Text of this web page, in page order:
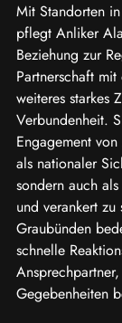
Mit Standorten
pflegt Anliker
Beziehung zur
Partnerschaft mit
weiteres starkes
Verbundenheit.
Engagement
als nationaler
sondern auch
und verankert
Graubünden
schnelle
Gegebenheiten